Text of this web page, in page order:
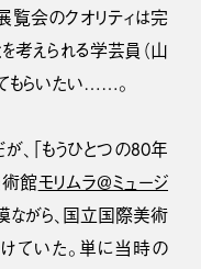
覧会のクオリティは完
考えられる学芸員（山
もらいたい……。
、「もうひとつの80年
術館モリムラ＠ミュージ
ながら、国立国際美術
ていた。単に当時の